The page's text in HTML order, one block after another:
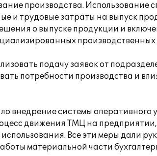
производства. Использование
и трудовые затраты на выпуск
о выпуске продукции и
подачу заявок от
потребности производства и
внедрение системы оперативного
движения ТМЦ на
Все эти меры дали
материальной части